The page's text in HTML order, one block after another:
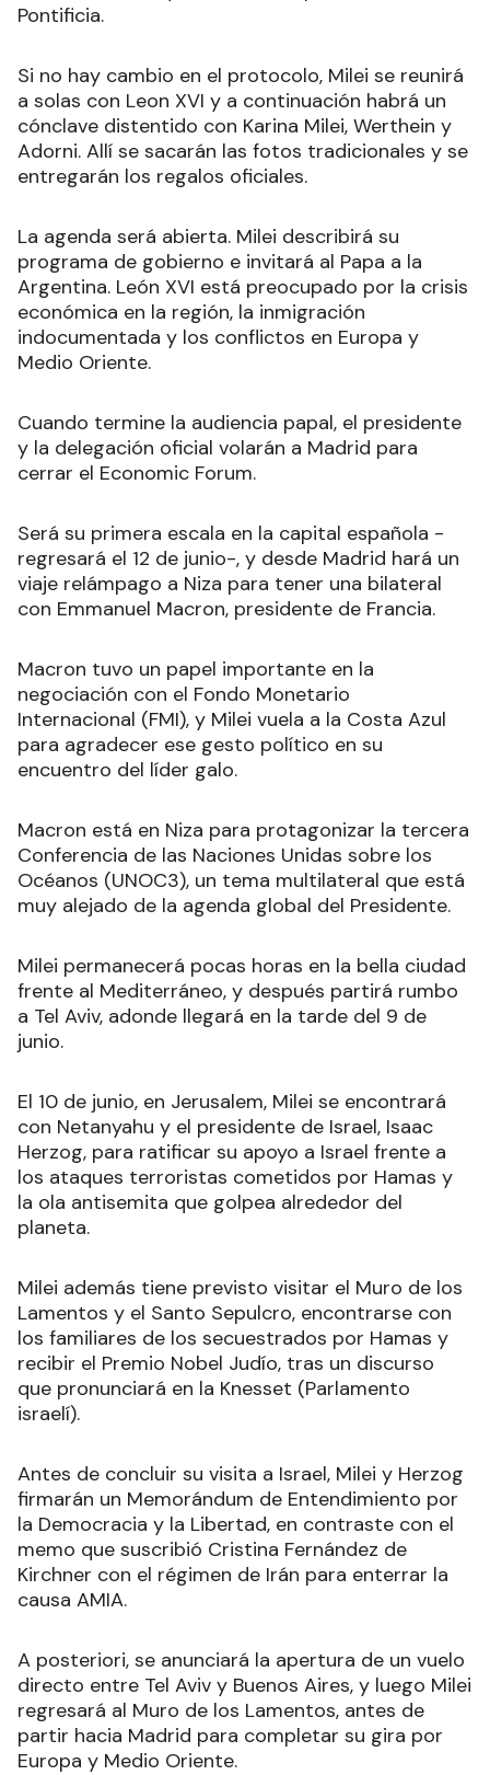
Pontificia.
Si no hay cambio en el protocolo, Milei se reunirá
a solas con Leon XVI y a continuación habrá un
cónclave distentido con Karina Milei, Werthein y
Adorni. Allí se sacarán las fotos tradicionales y se
entregarán los regalos oficiales.
La agenda será abierta. Milei describirá su
programa de gobierno e invitará al Papa a la
Argentina. León XVI está preocupado por la crisis
económica en la región, la inmigración
indocumentada y los conflictos en Europa y
Medio Oriente.
Cuando termine la audiencia papal, el presidente
y la delegación oficial volarán a Madrid para
cerrar el Economic Forum.
Será su primera escala en la capital española -
regresará el 12 de junio-, y desde Madrid hará un
viaje relámpago a Niza para tener una bilateral
con Emmanuel Macron, presidente de Francia.
Macron tuvo un papel importante en la
negociación con el Fondo Monetario
Internacional (FMI), y Milei vuela a la Costa Azul
para agradecer ese gesto político en su
encuentro del líder galo.
Macron está en Niza para protagonizar la tercera
Conferencia de las Naciones Unidas sobre los
Océanos (UNOC3), un tema multilateral que está
muy alejado de la agenda global del Presidente.
Milei permanecerá pocas horas en la bella ciudad
frente al Mediterráneo, y después partirá rumbo
a Tel Aviv, adonde llegará en la tarde del 9 de
junio.
El 10 de junio, en Jerusalem, Milei se encontrará
con Netanyahu y el presidente de Israel, Isaac
Herzog, para ratificar su apoyo a Israel frente a
los ataques terroristas cometidos por Hamas y
la ola antisemita que golpea alrededor del
planeta.
Milei además tiene previsto visitar el Muro de los
Lamentos y el Santo Sepulcro, encontrarse con
los familiares de los secuestrados por Hamas y
recibir el Premio Nobel Judío, tras un discurso
que pronunciará en la Knesset (Parlamento
israelí).
Antes de concluir su visita a Israel, Milei y Herzog
firmarán un Memorándum de Entendimiento por
la Democracia y la Libertad, en contraste con el
memo que suscribió Cristina Fernández de
Kirchner con el régimen de Irán para enterrar la
causa AMIA.
A posteriori, se anunciará la apertura de un vuelo
directo entre Tel Aviv y Buenos Aires, y luego Milei
regresará al Muro de los Lamentos, antes de
partir hacia Madrid para completar su gira por
Europa y Medio Oriente.